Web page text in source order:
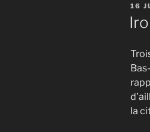
LE
16
la